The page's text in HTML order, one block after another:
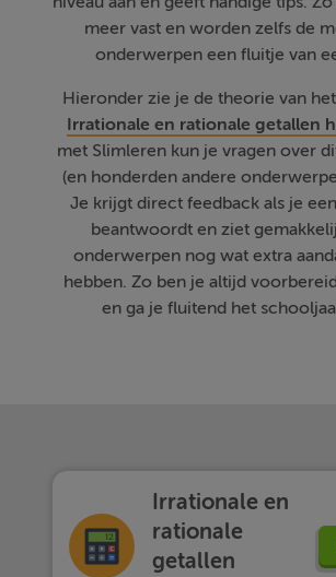
meer vast en worden zelfs de
onderwerpen een fluitje van
Hieronder zie je de theorie van
Irrationale en rationale getallen
met Slimleren kun je vragen over
(en honderden andere
Je krijgt direct feedback als je
beantwoordt en ziet
onderwerpen nog wat extra
hebben. Zo ben je altijd
en ga je fluitend het
Irrationale en
rationale
getallen